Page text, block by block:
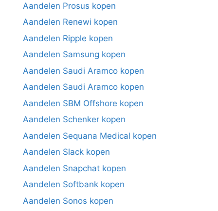
Aandelen Prosus kopen
Aandelen Renewi kopen
Aandelen Ripple kopen
Aandelen Samsung kopen
Aandelen Saudi Aramco kopen
Aandelen Saudi Aramco kopen
Aandelen SBM Offshore kopen
Aandelen Schenker kopen
Aandelen Sequana Medical kopen
Aandelen Slack kopen
Aandelen Snapchat kopen
Aandelen Softbank kopen
Aandelen Sonos kopen